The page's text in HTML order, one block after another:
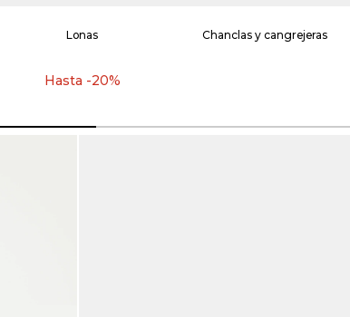
Lonas
Hasta -20%
Chanclas y cangrejeras